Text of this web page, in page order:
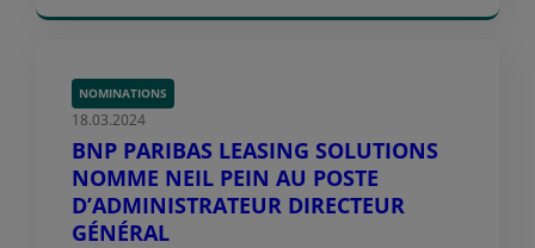
NOMINATIONS
18.03.2024
BNP PARIBAS LEASING SOLUTIONS
NOMME NEIL PEIN AU POSTE
D’ADMINISTRATEUR DIRECTEUR
GÉNÉRAL